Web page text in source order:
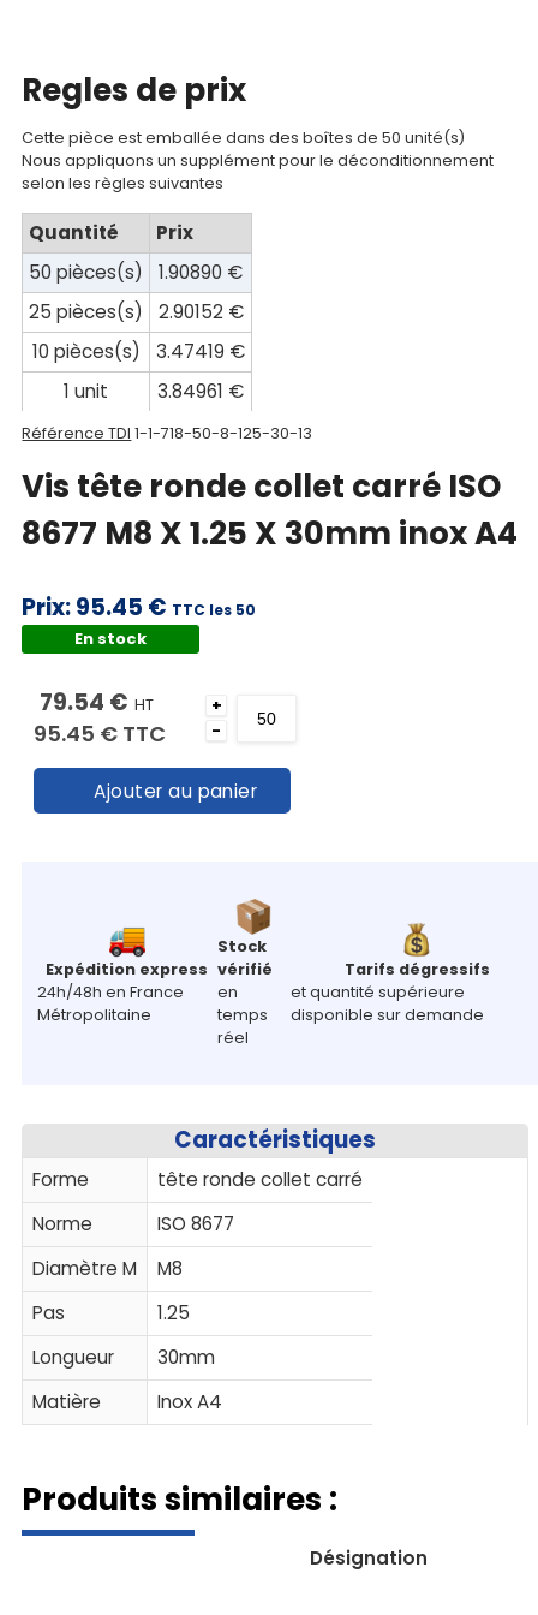
Mon
panier
Contact
Regles de prix
Cette pièce est emballée dans des boîtes de 50 unité(s)
Nous appliquons un supplément pour le déconditionnement
selon les règles suivantes
Quantité
Prix
50 pièces(s)
1.90890 €
25 pièces(s)
2.90152 €
10 pièces(s)
3.47419 €
1 unit
3.84961 €
Référence TDI 1-1-718-50-8-125-30-13
Vis tête ronde collet carré ISO
8677 M8 X 1.25 X 30mm inox A4
Prix:95.45 € TTC les 50
En stock
79.54 € HT
95.45 € TTC
+
-
Ajouter au panier
Expédition express
24h/48h en France
Métropolitaine
Stock
vérifié
en
temps
réel
Tarifs dégressifs
et quantité supérieure
disponible sur demande
Caractéristiques
Forme
tête ronde collet carré
Norme
ISO 8677
Diamètre M
M8
Pas
1.25
Longueur
30mm
Matière
Inox A4
Produits similaires :
Désignation